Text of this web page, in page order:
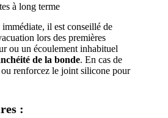
à long terme
il est conseillé de
lors des premières
ou un écoulement inhabituel
de la bonde. En cas de
ou renforcez le joint silicone pour
: